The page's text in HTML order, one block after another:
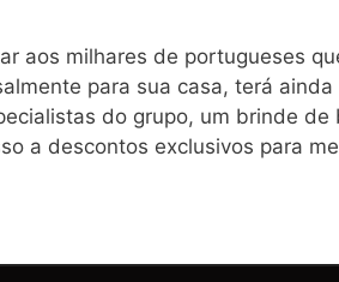
aos milhares de portugueses
para sua casa, terá
do grupo, um brinde
a descontos exclusivos para